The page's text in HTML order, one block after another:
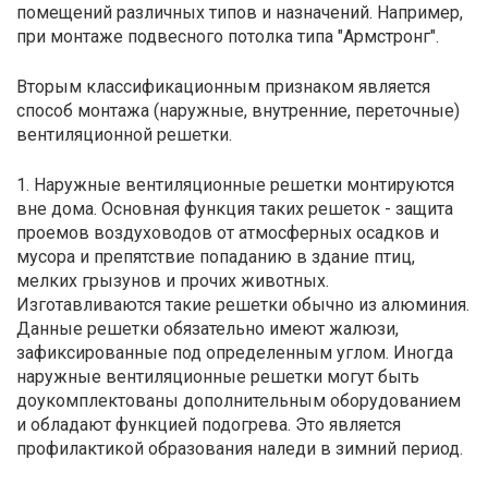
помещений различных типов и назначений. Например,
при монтаже подвесного потолка типа "Армстронг".
Вторым классификационным признаком является
способ монтажа (наружные, внутренние, переточные)
вентиляционной решетки.
1. Наружные вентиляционные решетки монтируются
вне дома. Основная функция таких решеток - защита
проемов воздуховодов от атмосферных осадков и
мусора и препятствие попаданию в здание птиц,
мелких грызунов и прочих животных.
Изготавливаются такие решетки обычно из алюминия.
Данные решетки обязательно имеют жалюзи,
зафиксированные под определенным углом. Иногда
наружные вентиляционные решетки могут быть
доукомплектованы дополнительным оборудованием
и обладают функцией подогрева. Это является
профилактикой образования наледи в зимний период.